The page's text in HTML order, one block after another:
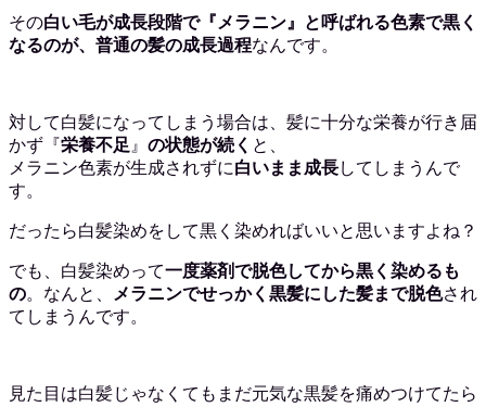
その白い毛が成長段階で『メラニン』と呼ばれる色素で黒く
なるのが、普通の髪の成長過程なんです。
対して白髪になってしまう場合は、髪に十分な栄養が行き届
かず 『栄養不足 』 の状態が続く と
メラニン色素が生成されずに白いまま成長してしまうんで
す。
だったら白髪染めをして黒く染めればいいと思いますよね？
でも、白髪染めって一度薬剤で脱色してから黒く染めるも
の。なんと、 メラニンでせっかく黒髪にした髪まで脱色され
てしまうんです。
見た目は白髪じゃなくてもまだ元気な黒髪を痛めつけてたら